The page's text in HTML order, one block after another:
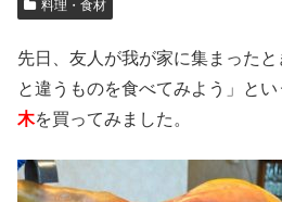
料理・食材
先日、友人が我が家に集まった
と違うものを食べてみよう」とい
木を買ってみました。